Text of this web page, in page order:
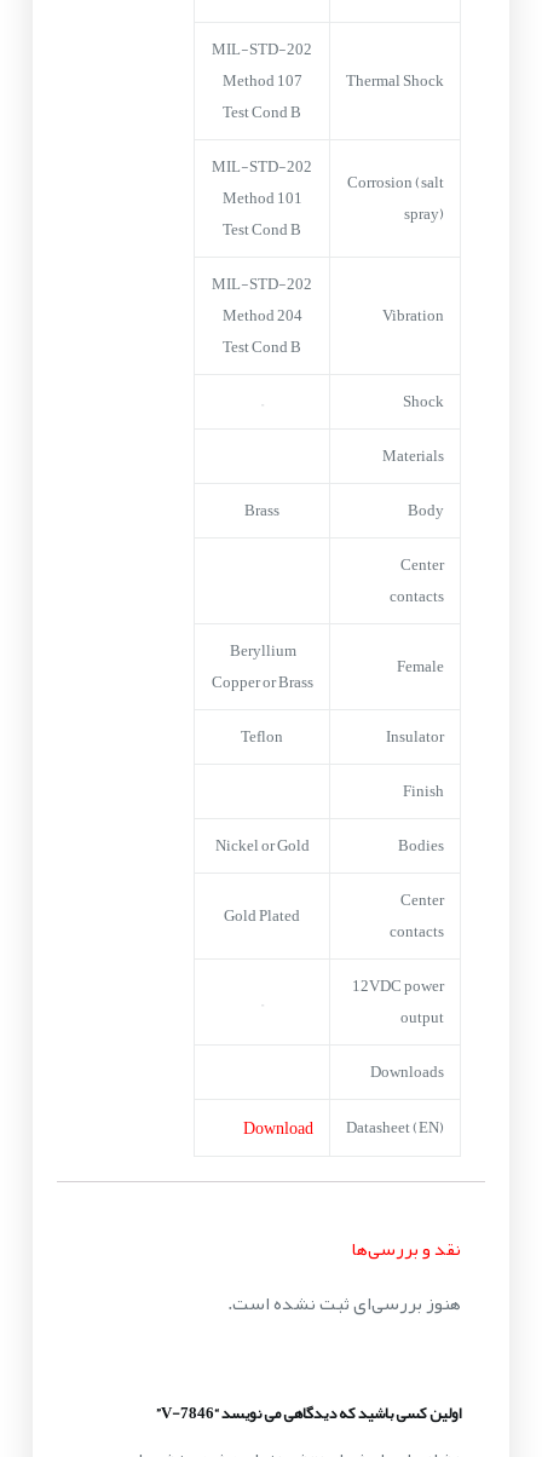
Thermal Shock
MIL-STD-202
Method 107
Test Cond B
Corrosion (salt
spray)
MIL-STD-202
Method 101
Test Cond B
Vibration
MIL-STD-202
Method 204
Test Cond B
Shock
–
Materials
Body
Brass
Center
contacts
Female
Beryllium
Copper or Brass
Insulator
Teflon
Finish
Bodies
Nickel or Gold
Center
contacts
Gold Plated
12VDC power
output
–
Downloads
Datasheet (EN)
Download
نقد و بررسی‌ها
هنوز بررسی‌ای ثبت نشده است.
اولین کسی باشید که دیدگاهی می نویسد “V-7846”